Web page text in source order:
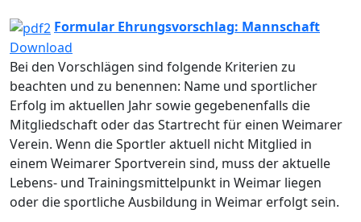
Formular Ehrungsvorschlag: Mannschaft
Download
Bei den Vorschlägen sind folgende Kriterien zu
beachten und zu benennen: Name und sportlicher
Erfolg im aktuellen Jahr sowie gegebenenfalls die
Mitgliedschaft oder das Startrecht für einen Weimarer
Verein. Wenn die Sportler aktuell nicht Mitglied in
einem Weimarer Sportverein sind, muss der aktuelle
Lebens- und Trainingsmittelpunkt in Weimar liegen
oder die sportliche Ausbildung in Weimar erfolgt sein.